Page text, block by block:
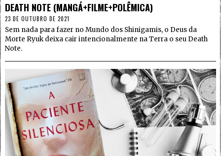
DEATH NOTE (MANGÁ+FILME+POLÊMICA)
23 DE OUTUBRO DE 2021
Sem nada para fazer no Mundo dos Shinigamis, o Deus da
Morte Ryuk deixa cair intencionalmente na Terra o seu Death
Note.